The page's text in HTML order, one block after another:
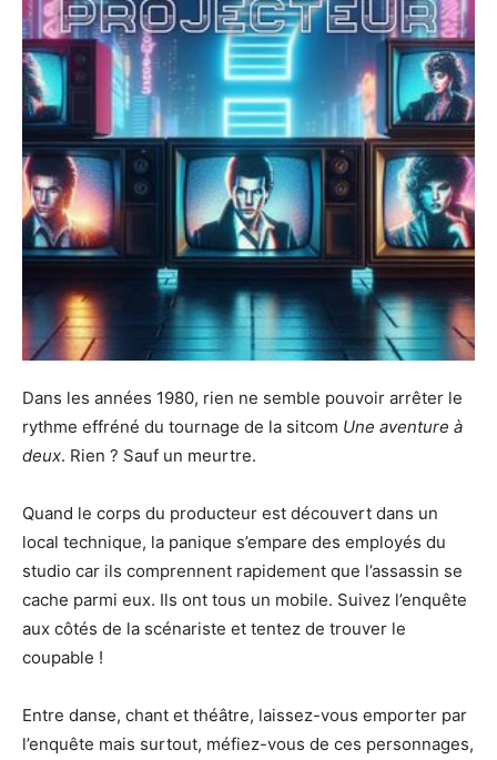
Dans les années 1980, rien ne semble pouvoir arrêter le
rythme effréné du tournage de la sitcom Une aventure à
deux. Rien ? Sauf un meurtre.
Quand le corps du producteur est découvert dans un
local technique, la panique s’empare des employés du
studio car ils comprennent rapidement que l’assassin se
cache parmi eux. Ils ont tous un mobile. Suivez l’enquête
aux côtés de la scénariste et tentez de trouver le
coupable !
Entre danse, chant et théâtre, laissez-vous emporter par
l’enquête mais surtout, méfiez-vous de ces personnages,